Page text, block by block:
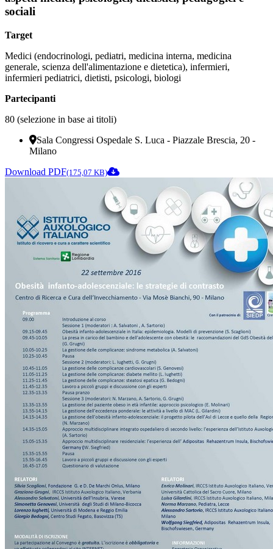
sociali
Target
Medici (endocrinologi, pediatri, medicina interna, medicina
generale, scienza dell'alimentazione e dietetica), infermieri,
infermieri pediatrici, dietisti, psicologi, biologi
Partecipanti
80 (selezione in base ai titoli)
Sala Congressi Ospedale S. Luca - Piazzale Brescia, 20 -
Milano
Download PDF(175,07 KB)